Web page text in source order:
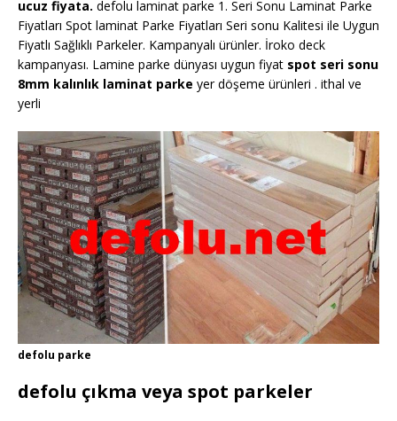
ucuz fiyata. defolu laminat parke 1. Seri Sonu Laminat Parke
Fiyatları Spot laminat Parke Fiyatları Seri sonu Kalitesi ile Uygun
Fiyatlı Sağlıklı Parkeler. Kampanyalı ürünler. İroko deck
kampanyası. Lamine parke dünyası uygun fiyat spot seri sonu
8mm kalınlık laminat parke yer döşeme ürünleri . ithal ve
yerli
defolu parke
defolu çıkma veya spot parkeler